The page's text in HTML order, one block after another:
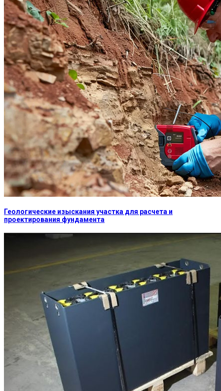
Геологические изыскания участка для расчета и
проектирования фундамента